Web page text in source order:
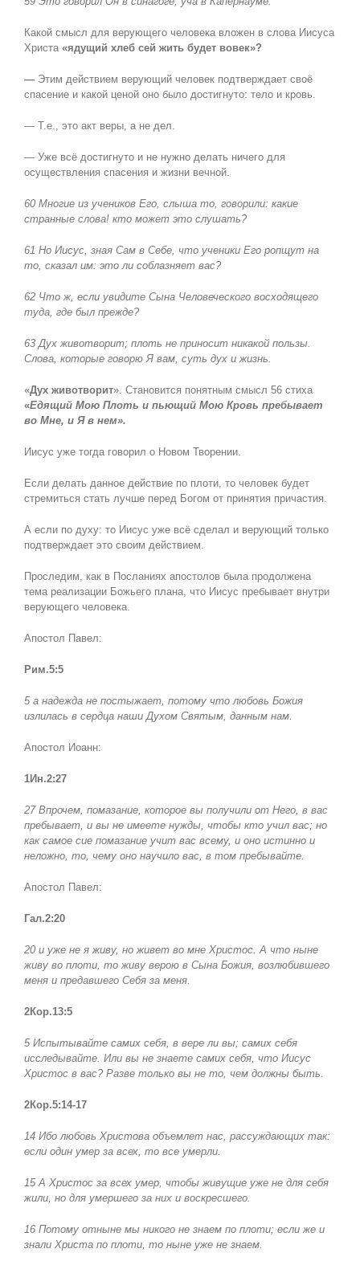
Какой смысл для верующего человека вложен в слова Иисуса
Христа«ядущий хлеб сей жить будет вовек»?
— Этим действием верующий человек подтверждает своё
спасение и какой ценой оно было достигнуто: тело и кровь.
— Т.е., это акт веры, а не дел.
— Уже всё достигнуто и не нужно делать ничего для
осуществления спасения и жизни вечной.
60 Многие из учеников Его, слыша то, говорили: какие
странные слова! кто может это слушать?
61 Но Иисус, зная Сам в Себе, что ученики Его ропщут на
то, сказал им: это ли соблазняет вас?
62 Что ж, если увидите Сына Человеческого восходящего
туда, где был прежде?
63 Дух животворит; плоть не приносит никакой пользы.
Слова, которые говорю Я вам, суть дух и жизнь.
«Дух животворит». Становится понятным смысл 56 стиха
«Едящий Мою Плоть и пьющий Мою Кровь пребывает
во Мне, и Я в нем».
Иисус уже тогда говорил о Новом Творении.
Если делать данное действие по плоти, то человек будет
стремиться стать лучше перед Богом от принятия причастия.
А если по духу: то Иисус уже всё сделал и верующий только
подтверждает это своим действием.
Проследим, как в Посланиях апостолов была продолжена
тема реализации Божьего плана, что Иисус пребывает внутри
верующего человека.
Апостол Павел:
Рим.5:5
5 а надежда не постыжает, потому что любовь Божия
излилась в сердца наши Духом Святым, данным нам.
Апостол Иоанн:
1Ин.2:27
27 Впрочем, помазание, которое вы получили от Него, в вас
пребывает, и вы не имеете нужды, чтобы кто учил вас; но
как самое сие помазание учит вас всему, и оно истинно и
неложно, то, чему оно научило вас, в том пребывайте.
Апостол Павел:
Гал.2:20
20 и уже не я живу, но живет во мне Христос. А что ныне
живу во плоти, то живу верою в Сына Божия, возлюбившего
меня и предавшего Себя за меня.
2Кор.13:5
5 Испытывайте самих себя, в вере ли вы; самих себя
исследывайте. Или вы не знаете самих себя, что Иисус
Христос в вас? Разве только вы не то, чем должны быть.
2Кор.5:14-17
14 Ибо любовь Христова объемлет нас, рассуждающих так:
если один умер за всех, то все умерли.
15 А Христос за всех умер, чтобы живущие уже не для себя
жили, но для умершего за них и воскресшего.
16 Потому отныне мы никого не знаем по плоти; если же и
знали Христа по плоти, то ныне уже не знаем.